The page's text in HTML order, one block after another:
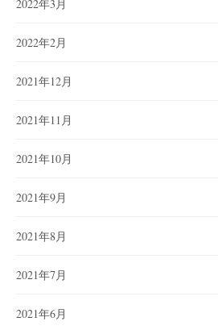
2022年3月
2022年2月
2021年12月
2021年11月
2021年10月
2021年9月
2021年8月
2021年7月
2021年6月